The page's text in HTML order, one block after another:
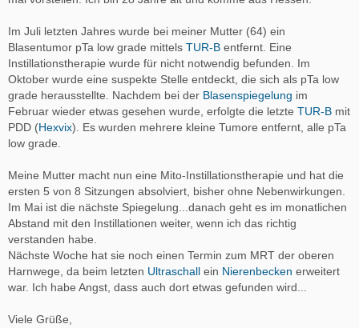
Im Juli letzten Jahres wurde bei meiner Mutter (64) ein
Blasentumor pTa low grade mittels TUR-B entfernt. Eine
Instillationstherapie wurde für nicht notwendig befunden. Im
Oktober wurde eine suspekte Stelle entdeckt, die sich als pTa low
grade herausstellte. Nachdem bei der Blasenspiegelung im
Februar wieder etwas gesehen wurde, erfolgte die letzte TUR-B mit
PDD (Hexvix). Es wurden mehrere kleine Tumore entfernt, alle pTa
low grade.
Meine Mutter macht nun eine Mito-Instillationstherapie und hat die
ersten 5 von 8 Sitzungen absolviert, bisher ohne Nebenwirkungen.
Im Mai ist die nächste Spiegelung...danach geht es im monatlichen
Abstand mit den Instillationen weiter, wenn ich das richtig
verstanden habe.
Nächste Woche hat sie noch einen Termin zum MRT der oberen
Harnwege, da beim letzten Ultraschall ein Nierenbecken erweitert
war. Ich habe Angst, dass auch dort etwas gefunden wird...
Viele Grüße,